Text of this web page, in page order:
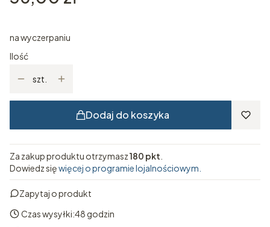
na wyczerpaniu
Ilość
szt.
Dodaj do koszyka
Za zakup produktu otrzymasz180 pkt
Dowiedz sięwięcej o programie lojalnościowym.
Zapytaj o produkt
Czas wysyłki:48 godzin